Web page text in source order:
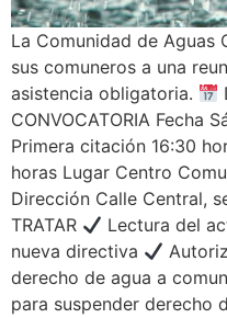
La Comunidad de Aguas
sus comuneros a una
asistencia obligatoria.
CONVOCATORIA Fecha
Primera citación 16:30
horas Lugar Centro
Dirección Calle Central,
TRATAR
Lectura del
nueva directiva
derecho de agua a
para suspender derecho